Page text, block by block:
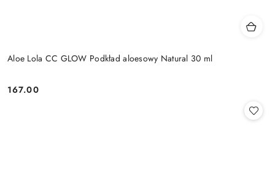
Aloe Lola CC GLOW Podkład aloesowy Natural 30 ml
Cena:
167.00